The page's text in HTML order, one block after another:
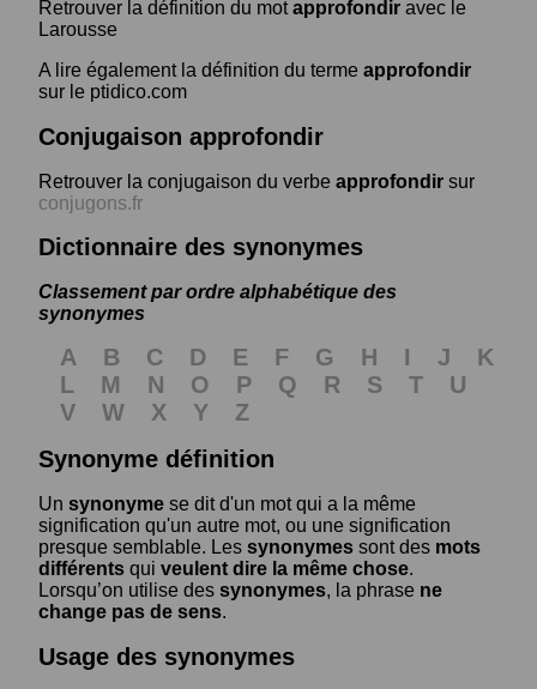
Retrouver la définition du motapprofondir avec le
Larousse
A lire également la définition du terme approfondir
sur le ptidico.com
Conjugaison approfondir
Retrouver la conjugaison du verbe approfondir sur
conjugons.fr
Dictionnaire des synonymes
Classement par ordre alphabétique des
synonymes
A B C D E F G H I J
K
L
M N O P Q R S T
U
V
W X Y
Z
Synonyme définition
Un synonyme se dit d'un mot qui a la même
signification qu'un autre mot, ou une signification
presque semblable. Les synonymes sont des mots
différents qui veulent dire la même chose.
Lorsqu’on utilise des synonymes, la phrase ne
change pas de sens.
Usage des synonymes